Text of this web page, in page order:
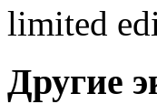
limited
Другие